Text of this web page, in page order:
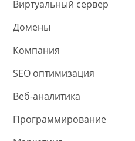
Виртуальный сервер
Домены
Компания
SEO оптимизация
Веб-аналитика
Программирование